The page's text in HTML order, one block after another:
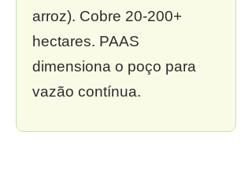
arroz). Cobre 20-200+
hectares. PAAS
dimensiona o poço para
vazão contínua.